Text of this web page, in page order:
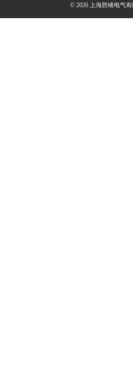
© 2026 上海胜绪电气